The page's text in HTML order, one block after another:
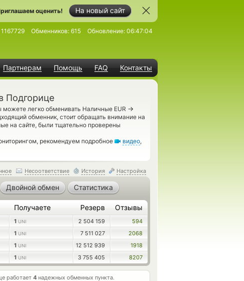
На новый сайт
оценить!
Партнерам Помощь FAQ Контакты
1167729 Обменников: 615 Обновление: 06:47:04
Подгорице
легко обменивать Наличные EUR →
обменник, стоит обращать внимание на
на сайте, были тщательно проверены
рекомендуем подробное
видео,
Несоответствие История Настройка
Двойной обмен Статистика
Получаете Резерв Отзывы
1 UNI 2 504 159
594
1 UNI 7 511 027
2068
1 UNI 12 512 939
1918
1 UNI 3 755 405 8207
работает 4 надежных обменных пункта.